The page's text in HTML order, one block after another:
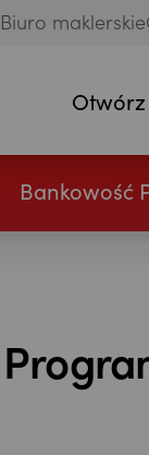
Biuro maklerskie
Otwórz
Bankowość